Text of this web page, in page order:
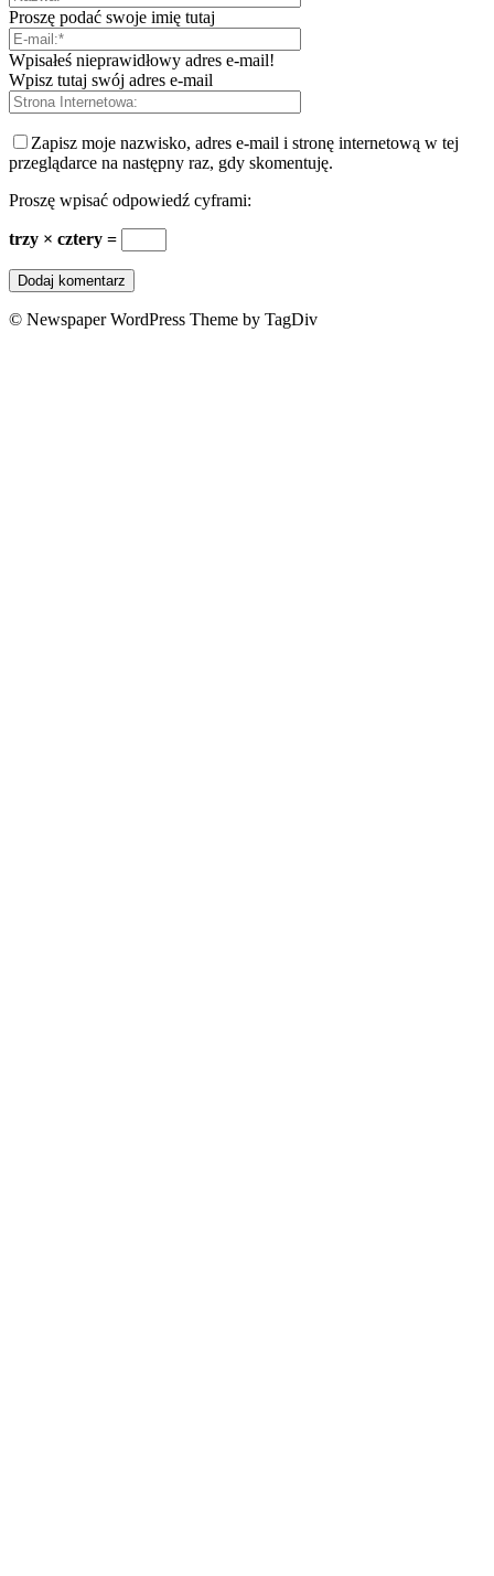
Proszę podać swoje imię tutaj
Wpisałeś nieprawidłowy adres e-mail!
Wpisz tutaj swój adres e-mail
Zapisz moje nazwisko, adres e-mail i stronę internetową w tej
przeglądarce na następny raz, gdy skomentuję.
Proszę wpisać odpowiedź cyframi:
trzy × cztery =
© Newspaper WordPress Theme by TagDiv